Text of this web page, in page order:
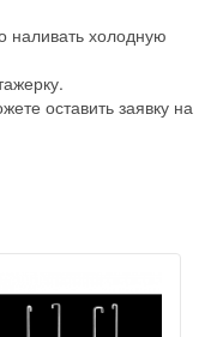
наливать холодную
оставить заявку на